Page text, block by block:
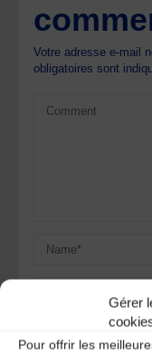
Gérer
Pour offrir les
Votre adresse e-mail
obligatoires sont